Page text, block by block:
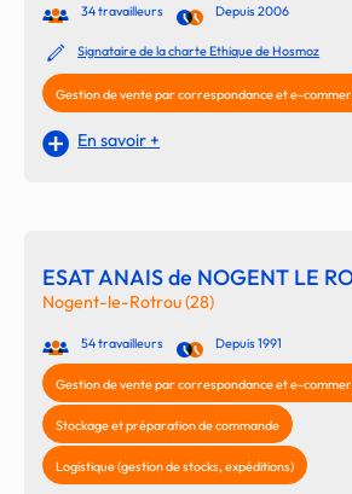
34 travailleurs Depuis 2006
Signataire de la charte Ethique de Hosmoz
Gestion de vente par correspondance et e-
En savoir +
ESAT ANAIS de NOGENT LE
Nogent-le-Rotrou (28)
54 travailleurs Depuis 1991
Gestion de vente par correspondance et e-
Stockage et préparation de commande
Logistique (gestion de stocks, expéditions)